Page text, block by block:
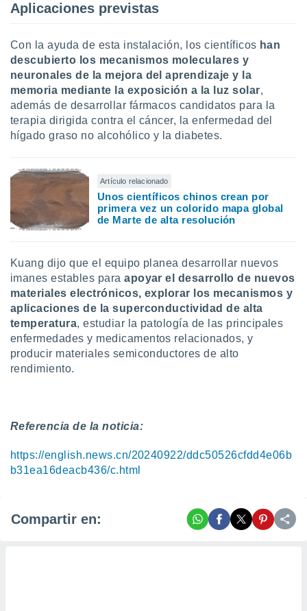
Aplicaciones previstas
Con la ayuda de esta instalación, los científicos han
descubierto los mecanismos moleculares y
neuronales de la mejora del aprendizaje y la
memoria mediante la exposición a la luz solar,
además de desarrollar fármacos candidatos para la
terapia dirigida contra el cáncer, la enfermedad del
hígado graso no alcohólico y la diabetes.
Artículo relacionado
Unos científicos chinos crean por
primera vez un colorido mapa global
de Marte de alta resolución
Kuang dijo que el equipo planea desarrollar nuevos
imanes estables paraapoyar el desarrollo de nuevos
materiales electrónicos, explorar los mecanismos y
aplicaciones de la superconductividad de alta
temperatura, estudiar la patología de las principales
enfermedades y medicamentos relacionados, y
producir materiales semiconductores de alto
rendimiento.
Referencia de la noticia:
https://english.news.cn/20240922/ddc50526cfdd4e06b
b31ea16deacb436/c.html
Compartir en: